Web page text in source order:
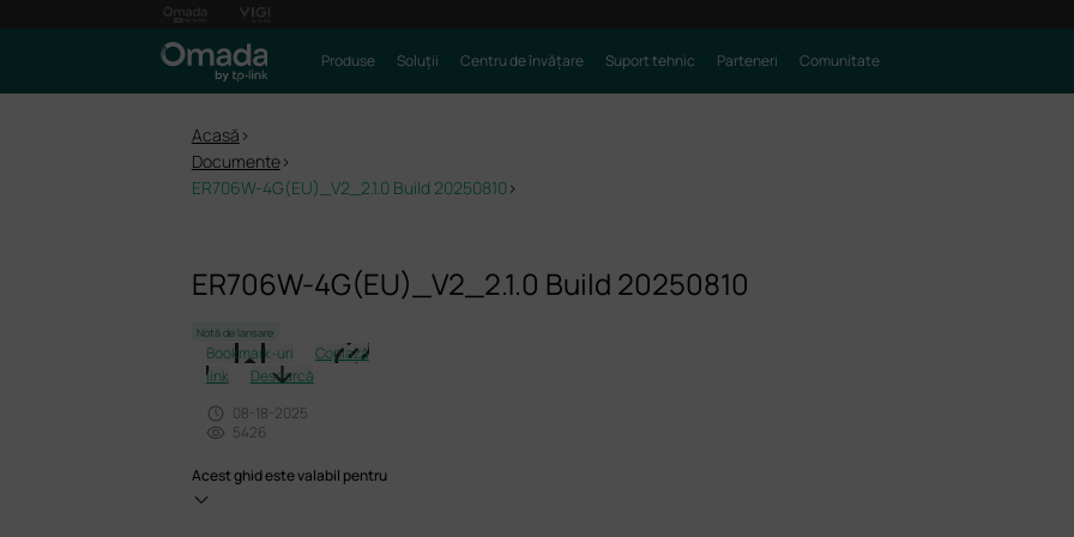
Produse Soluții Centru de învățare Suport tehnic Parteneri Comunitate
Acasă >
Documente>
ER706W-4G(EU)_V2_2.1.0 Build 20250810>
ER706W-4G(EU)_V2_2.1.0 Build 20250810
Notă de lansare
Bookmark-uri
Copiază
link
Descarcă
08-18-2025
5426
Acest ghid este valabil pentru